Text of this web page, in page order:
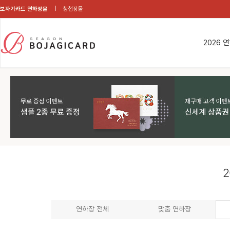
보자기카드 연하장몰 청첩장몰
2026
연하장 전체 맞춤 연하장